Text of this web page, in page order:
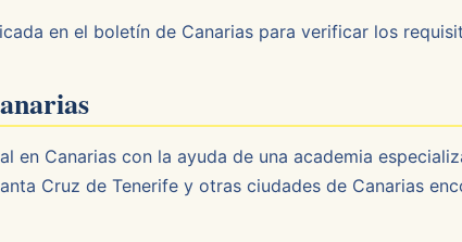
en el boletín de Canarias para verificar los
en Canarias con la ayuda de una academia
Cruz de Tenerife y otras ciudades de Canarias